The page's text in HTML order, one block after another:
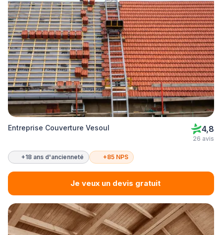
Entreprise Couverture Vesoul 4,8
26 avis
+18 ans d'ancienneté +85 NPS
Je veux un devis gratuit